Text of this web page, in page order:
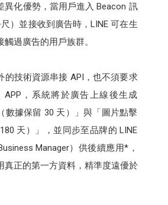
異化優勢，當用戶進入 Beacon 訊
）並接收到廣告時，LINE 可在生
過廣告的用戶族群。
的技術資源串接 API，也不須要求
APP，系統將於廣告上線後生成
數據保留 30 天）」與「圖片點擊
天）」，並同步至品牌的 LINE
Manager）供後續應用*，
真正的第一方資料，精準度遠優於